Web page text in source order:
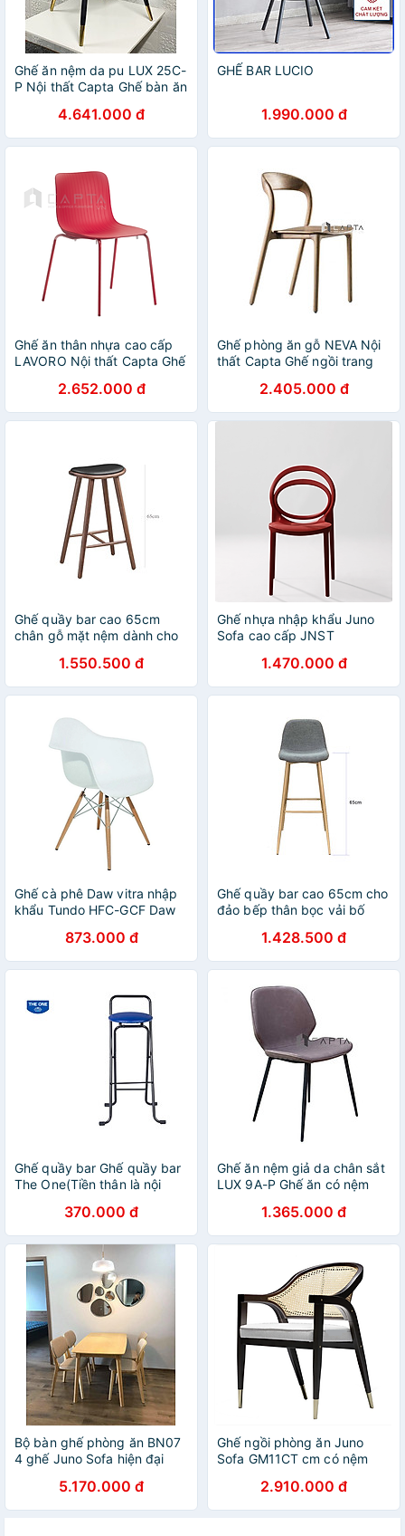
Ghế ăn nệm da pu LUX 25C-
P Nội thất Capta Ghế bàn ăn
chân ghế sắt sơn tĩnh điện
màu đen gắn ống đồng tại
hcm
4.641.000 đ
GHẾ BAR LUCIO
1.990.000 đ
Ghế ăn thân nhựa cao cấp
LAVORO Nội thất Capta Ghế
sơn tĩnh điện phong cách
italy Châu Âu
2.652.000 đ
Ghế phòng ăn gỗ NEVA Nội
thất Capta Ghế ngồi trang
gỗ ASH bền đẹp chắc chắn
tại HCM
2.405.000 đ
Ghế quầy bar cao 65cm
chân gỗ mặt nệm dành cho
1.550.500 đ
Ghế nhựa nhập khẩu Juno
Sofa cao cấp JNST
1.470.000 đ
Ghế cà phê Daw vitra nhập
khẩu Tundo HFC-GCF Daw
873.000 đ
Ghế quầy bar cao 65cm cho
đảo bếp thân bọc vải bố
1.428.500 đ
Ghế quầy bar Ghế quầy bar
The One(Tiền thân là nội
quầy lễ tân370.000 đ
Ghế ăn nệm giả da chân sắt
LUX 9A-P Ghế ăn có nệm
điện màu đen cao cấp
1.365.000 đ
Bộ bàn ghế phòng ăn BN07
4 ghế Juno Sofa hiện đại
5.170.000 đ
Ghế ngồi phòng ăn Juno
Sofa GM11CT cm có nệm
2.910.000 đ